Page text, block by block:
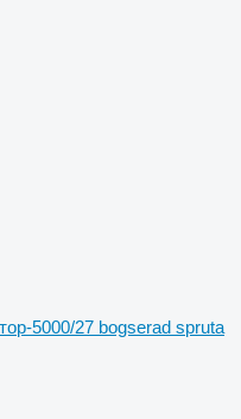
5000/27 bogserad spruta